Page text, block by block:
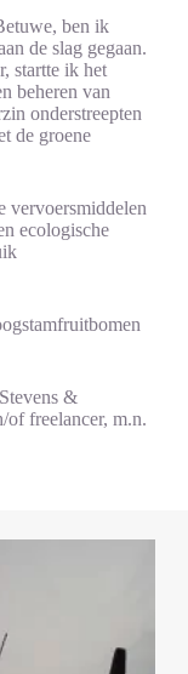
ben ik
de slag gegaan.
startte ik het
beheren van
onderstreepten
de groene
vervoersmiddelen
ecologische
&
of freelancer, m.n.